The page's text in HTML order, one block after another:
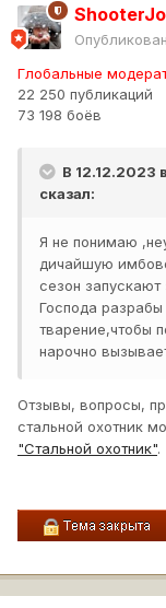
Глобальные
22 250 публикаций
73 198 боёв
В 12.12.2023
сказал:
Я не понимаю
дичайшую
сезон запускают
Господа
тварение,чтобы
нарочно
Отзывы, вопросы,
стальной охотник
"Стальной охотник".